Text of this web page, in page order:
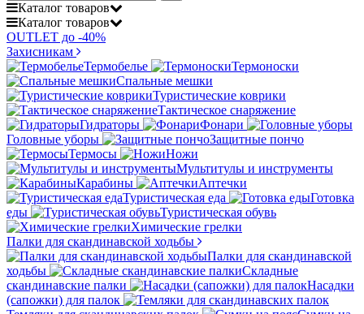
Каталог товаров
Каталог товаров
OUTLET до -40%
Захисникам
Термобелье
Термоноски
Спальные мешки
Туристические коврики
Тактическое снаряжение
Гидраторы
Фонари
Головные уборы
Защитные пончо
Термосы
Ножи
Мультитулы и инструменты
Карабины
Аптечки
Туристическая еда
Готовка
еды
Туристическая обувь
Химические грелки
Палки для скандинавской ходьбы
Палки для скандинавской
ходьбы
Складные
скандинавские палки
Насадки
(сапожки) для палок